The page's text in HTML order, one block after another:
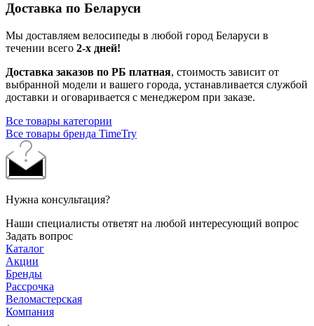
Доставка по Беларуси
Мы доставляем велосипеды в любой город Беларуси в
течении всего 2-х дней!
Доставка заказов по РБ платная, стоимость зависит от
выбранной модели и вашего города, устанавливается службой
доставки и оговаривается с менеджером при заказе.
Все товары категории
Все товары бренда TimeTry
Нужна консультация?
Наши специалисты ответят на любой интересующий вопрос
Задать вопрос
Каталог
Акции
Бренды
Рассрочка
Веломастерская
Компания